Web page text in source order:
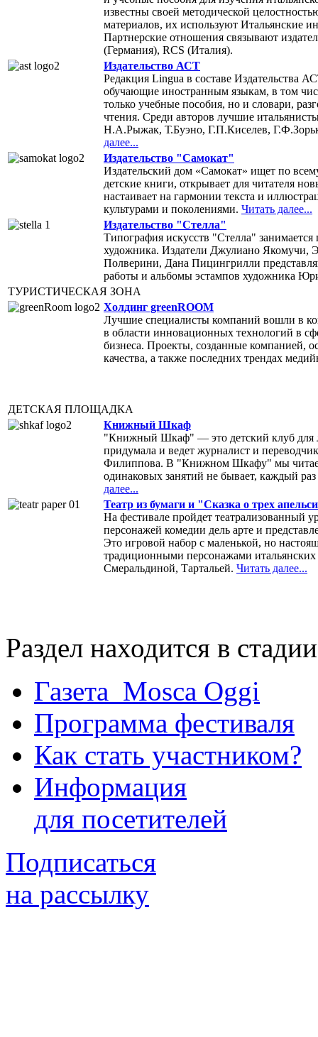
известны своей методической
материалов, их используют Итальянские
Партнерские отношения связывают
(Германия), RCS (Италия).
Издательство АСТ
Редакция Lingua в составе Издательства
обучающие иностранным языкам, в том
только учебные пособия, но и словари,
чтения. Среди авторов лучшие
Н.А.Рыжак, Т.Буэно, Г.П.Киселев,
далее...
Издательство "Самокат"
Издательский дом «Самокат» ищет по
детские книги, открывает для читателя
настаивает на гармонии текста и
культурами и поколениями. Читать далее...
Издательство "Стелла"
Типография искусств "Стелла"
художника. Издатели Джулиано Якомучи,
Полверини, Дана Пицингрилли
работы и альбомы эстампов художника
ТУРИСТИЧЕСКАЯ ЗОНА
Холдинг greenROOM
Лучшие специалисты компаний вошли в
в области инновационных технологий в
бизнеса. Проекты, созданные компанией,
качества, а также последних трендах
ДЕТСКАЯ ПЛОЩАДКА
Книжный Шкаф
"Книжный Шкаф" — это детский клуб для
придумала и ведет журналист и
Филиппова. В "Книжном Шкафу" мы
одинаковых занятий не бывает, каждый
далее...
Театр из бумаги и "Сказка о трех
На фестивале пройдет театрализованный
персонажей комедии дель арте и
Это игровой набор с маленькой, но
традиционными персонажами
Смеральдиной, Тартальей. Читать далее...
Раздел находится в
Газета Mosca Oggi
Программа фестиваля
Как стать участником?
Информация
для посетителей
Подписаться
на рассылку